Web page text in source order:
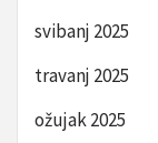
svibanj 2025
travanj 2025
ožujak 2025